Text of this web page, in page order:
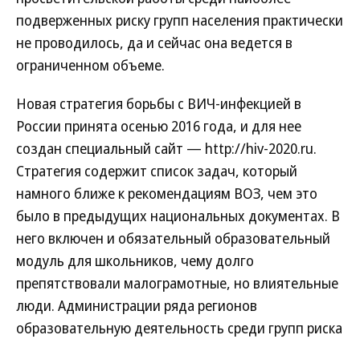
подверженных риску групп населения практически
не проводилось, да и сейчас она ведется в
ограниченном объеме.
Новая стратегия борьбы с ВИЧ-инфекцией в
России принята осенью 2016 года, и для нее
создан специальный сайт — http://hiv-2020.ru.
Стратегия содержит список задач, который
намного ближе к рекомендациям ВОЗ, чем это
было в предыдущих национальных документах. В
него включен и обязательный образовательный
модуль для школьников, чему долго
препятствовали малограмотные, но влиятельные
люди. Администрации ряда регионов
образовательную деятельность среди групп риска